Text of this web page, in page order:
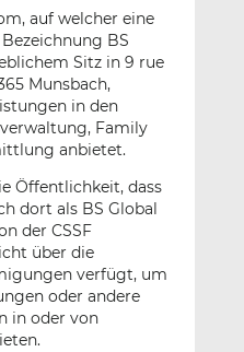
i
l
e
n
auf welcher eine
BS
Sitz in 9 rue
Munsbach,
in den
Family
anbietet.
Öffentlichkeit, dass
dort als BS Global
der CSSF
über die
verfügt, um
oder andere
in oder von